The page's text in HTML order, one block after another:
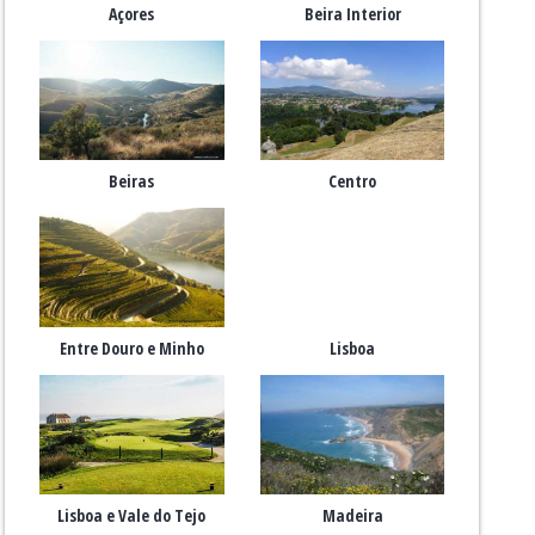
Açores Beira Interior
Beiras Centro
Entre Douro e Minho Lisboa
Lisboa e Vale do Tejo Madeira